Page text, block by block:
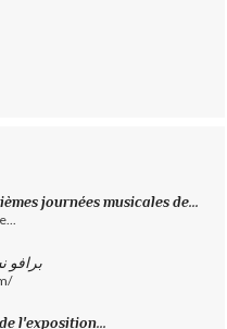
journées musicales de...
برافو
l'exposition...